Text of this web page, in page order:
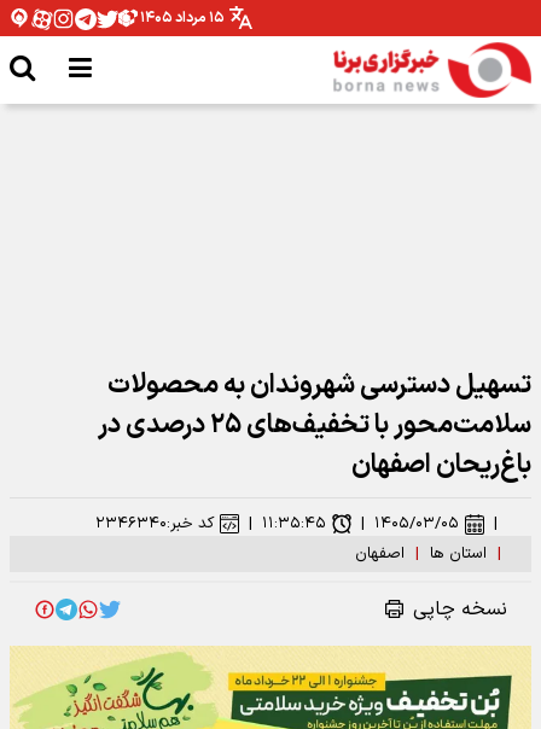
۱۵ مرداد ۱۴۰۵
تسهیل دسترسی شهروندان به محصولات
سلامت‌محور با تخفیف‌های ۲۵ درصدی در
باغ‌ریحان اصفهان
| استان ها | اصفهان
| ۱۴۰۵/۰۳/۰۵ | ۱۱:۳۵:۴۵ | کد خبر:۲۳۴۶۳۴۰
نسخه چاپی